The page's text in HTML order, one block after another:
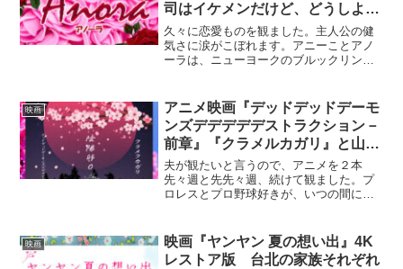
司はイケメンだけど、どうしよう
もないヤツ。頑張れ、アニー！
久々に恋愛ものを観ました。主人公の健
気さに涙がこぼれます。アニーことアノ
ーラは、ニューヨークのブルックリンで
ァンは、祖母がロシア系の少しだけロシ
ア語が分かるアニーと意気投...
映画
アニメ映画『デッドデッドデーモ
ンズデデデデデストラクション－
前章』『クラメルカガリ』と山﨑
賢人主演『陰陽師０ゼロ』を観た
夫が観たいと言うので、アニメを２本
先々週と先先々週、続けて観ました。プ
ロレスとプロ野球好きが、いつの間にか
観たのですが、青春ＳＦ映画のような感
覚で楽しめました。主人公は...
映画
映画『ヤンヤン 夏の想い出』4K
レストア版 台北の家族それぞれ